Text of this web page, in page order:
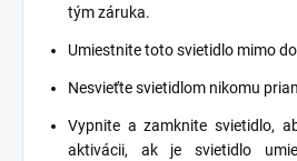
tým záruka.
Umiestnite toto svietidlo mimo
Nesvieťte svietidlom nikomu
Vypnite a zamknite svietidlo,
aktivácii, ak je svietidlo